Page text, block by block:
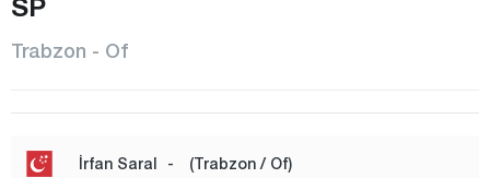
SP
Trabzon - Of
İrfan Saral - (Trabzon / Of)